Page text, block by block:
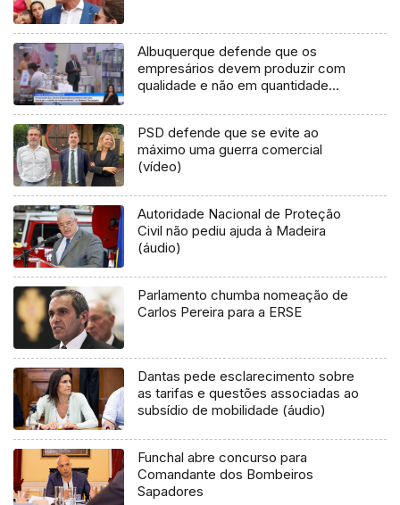
Albuquerque defende que os
empresários devem produzir com
qualidade e não em quantidade
PSD defende que se evite ao
máximo uma guerra comercial
(vídeo)
Autoridade Nacional de Proteção
Civil não pediu ajuda à Madeira
(áudio)
Parlamento chumba nomeação de
Carlos Pereira para a ERSE
Dantas pede esclarecimento sobre
as tarifas e questões associadas ao
subsídio de mobilidade (áudio)
Funchal abre concurso para
Comandante dos Bombeiros
Sapadores